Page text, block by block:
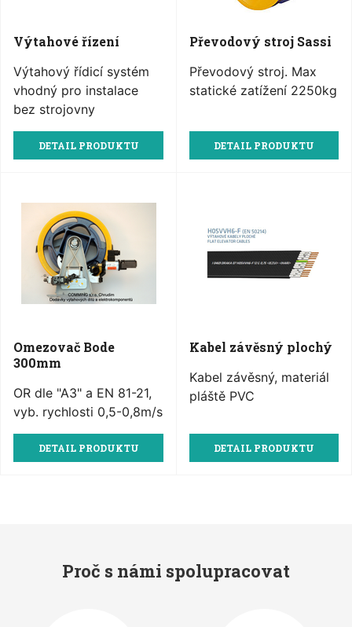
Výtahové řízení
Výtahový řídicí systém
vhodný pro instalace
bez strojovny
DETAIL PRODUKTU
Převodový stroj Sassi
Převodový stroj. Max
statické zatížení 2250kg
DETAIL PRODUKTU
Omezovač Bode
300mm
OR dle "A3" a EN 81-21,
vyb. rychlosti 0,5-0,8m/s
DETAIL PRODUKTU
Kabel závěsný plochý
Kabel závěsný, materiál
pláště PVC
DETAIL PRODUKTU
Proč s námi spolupracovat